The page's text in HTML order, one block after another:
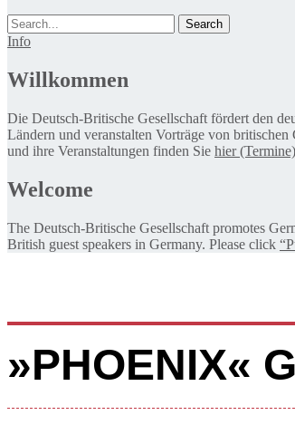
Search
Info
Willkommen
Die Deutsch-Britische Gesellschaft fördert den
Ländern und veranstalten Vorträge von britischen
und ihre Veranstaltungen finden Sie hier
Welcome
The Deutsch-Britische Gesellschaft promotes
British guest speakers in Germany. Please click
»PHOENIX«